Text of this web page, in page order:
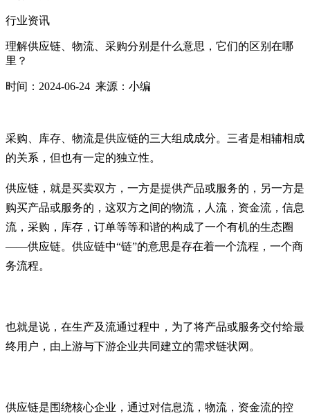
行业资讯
理解供应链、物流、采购分别是什么意思，它们的区别在哪
里？
时间：2024-06-24 来源：小编
采购、库存、物流是供应链的三大组成成分。三者是相辅相成
的关系，但也有一定的独立性。
供应链，就是买卖双方，一方是提供产品或服务的，另一方是
购买产品或服务的，这双方之间的物流，人流，资金流，信息
流，采购，库存，订单等等和谐的构成了一个有机的生态圈
——供应链。供应链中“链”的意思是存在着一个流程，一个商
务流程。
也就是说，在生产及流通过程中，为了将产品或服务交付给最
终用户，由上游与下游企业共同建立的需求链状网。
供应链是围绕核心企业，通过对信息流，物流，资金流的控